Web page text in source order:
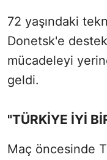
72 yaşındaki
Donetsk'e
mücadeleyi
geldi.
"TÜRKİYE İYİ
Maç öncesinde